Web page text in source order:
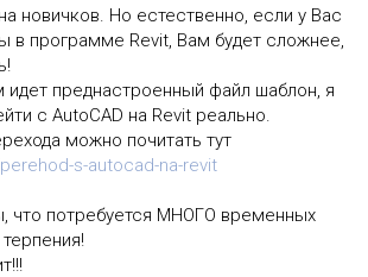
новичков. Но естественно, если у Вас
в программе Revit, Вам будет сложнее,
идет преднастроенный файл шаблон, я
с AutoCAD на Revit реально.
можно почитать тут
s-autocad-na-revit
что потребуется МНОГО временных